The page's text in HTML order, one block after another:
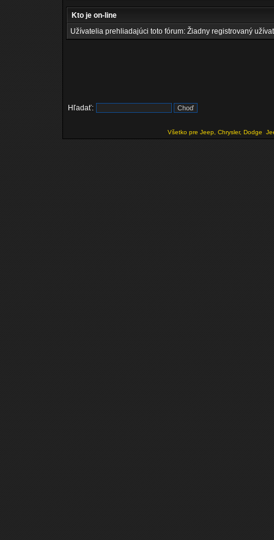
Kto je on-line
Užívatelia prehliadajúci toto fórum: Žiadny registrovaný
Hľadať:
Všetko pre Jeep, Chrysler, Dodge